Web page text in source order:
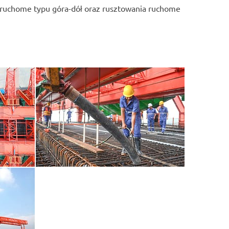
typu góra-dół oraz rusztowania ruchome